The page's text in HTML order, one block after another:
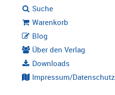
Suche
Warenkorb
Blog
Über den Verlag
Downloads
Impressum/Datenschutz